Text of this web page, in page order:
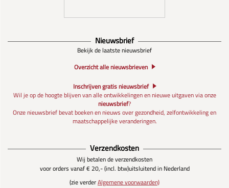
Nieuwsbrief
Bekijk de laatste nieuwsbrief
Overzicht alle nieuwsbrieven
Inschrijven gratis nieuwsbrief
Wil je op de hoogte blijven van alle ontwikkelingen en nieuwe uitgaven via onze
nieuwsbrief?
Onze nieuwsbrief bevat boeken en nieuws over gezondheid, zelfontwikkeling en
maatschappelijke veranderingen.
Verzendkosten
Wij betalen de verzendkosten
voor orders vanaf € 20,- (incl. btw)uitsluitend in Nederland
(zie verderAlgemene voorwaarden)